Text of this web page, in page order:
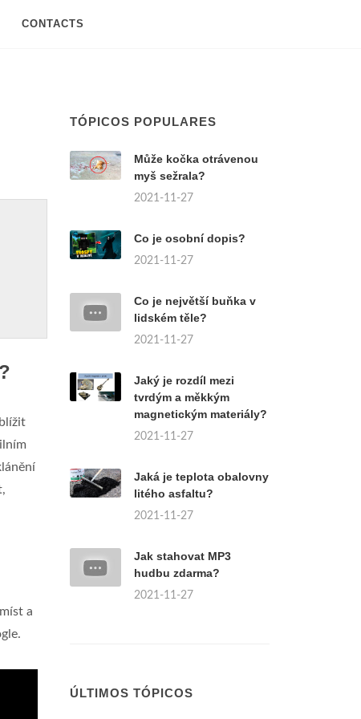
CONTACTS
a
TÓPICOS POPULARES
Může kočka otrávenou
myš sežrala?
2021-11-27
Co je osobní dopis?
2021-11-27
Co je největší buňka v
lidském těle?
2021-11-27
Jaký je rozdíl mezi
tvrdým a měkkým
magnetickým materiály?
2021-11-27
Jaká je teplota obalovny
litého asfaltu?
2021-11-27
Jak stahovat MP3
hudbu zdarma?
2021-11-27
ÚLTIMOS TÓPICOS